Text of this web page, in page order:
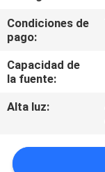
ÉNTRENOS
EN
CONTACTO
CON
NOTICIAS
Condiciones de
pago:
Capacidad de
la fuente:
Alta luz: